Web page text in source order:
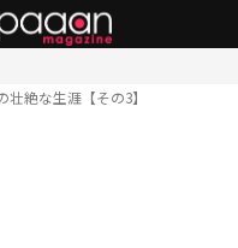
絶な生涯【その3】